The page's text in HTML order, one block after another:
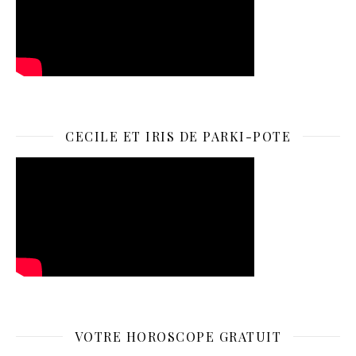
CECILE ET IRIS DE PARKI-POTE
VOTRE HOROSCOPE GRATUIT